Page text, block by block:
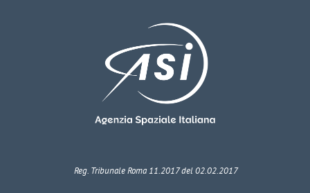
Reg. Tribunale Roma 11.2017 del 02.02.2017